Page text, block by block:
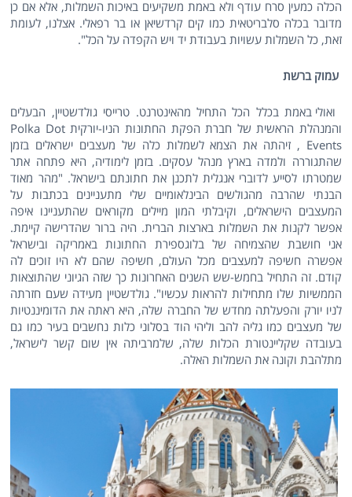
הכלה כמעין סרח עודף ולא באמת משקיעים באיכות השמלות, אלא אם כן
מדובר בכלה סלבריטאית כמו קים קרדשיאן או בר רפאלי. אצלנו, לעומת
זאת, כל השמלות עשויות בעבודת יד ויש הקפדה על הכל".
עמוק ברשת
ואולי באמת בכלל הכל התחיל מהאינטרנט. טרייסי גולדשטיין, הבעלים
והמנהלת הראשית של חברת הפקת החתונות הניו-יורקית Polka Dot
Events , זיהתה את הצמא לשמלות כלה של מעצבים ישראלים בזמן
שהתגוררה ולמדה בארץ מנהל עסקים. בזמן לימודיה, היא פתחה אתר
שמטרתו לסייע לדוברי אנגלית לתכנן את חתונתם בישראל. "מהר מאוד
הבנתי שהרבה מהגולשים הבינלאומיים שלי מתעניינים בכתבות על
המעצבים הישראלים, וקיבלתי המון מיילים מקוראים שהתעניינו איפה
אפשר לקנות את השמלות בארצות הברית. היה ברור שהדרישה קיימת.
אני חושבת שהצמיחה של בלוגספירת החתונות באמריקה ובישראל
אפשרה חשיפה למעצבים מכל העולם, חשיפה שהם לא היו זוכים לה
קודם. זה התחיל בחמש-שש השנים האחרונות כך שזה הגיוני שהתוצאות
הממשיות שלו מתחילות להראות עכשיו". גולדשטיין מעידה שעם חזרתה
לניו יורק והפעלתה מחדש של החברה שלה, היא ראתה את הדומיננטיות
של מעצבים כמו גליה להב וליהי הוד בסלוני כלות נחשבים בעיר כמו גם
בעובדה שקליינטורת הכלות שלה, שלמרביתה אין שום קשר לישראל,
מתלהבת וקונה את השמלות האלה.